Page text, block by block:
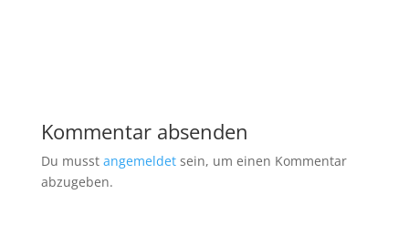
Kommentar absenden
Du musst angemeldetsein, um einen Kommentar
abzugeben.